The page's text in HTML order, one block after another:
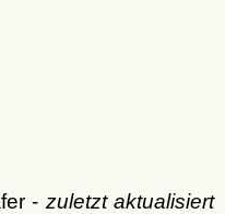
- zuletzt aktualisiert